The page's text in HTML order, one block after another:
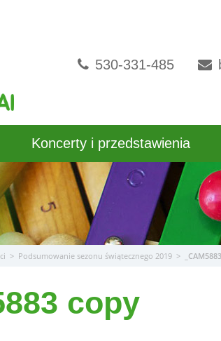
530-331-485
Koncerty i przedstawienia
> Podsumowanie sezonu świątecznego 2019 >
copy